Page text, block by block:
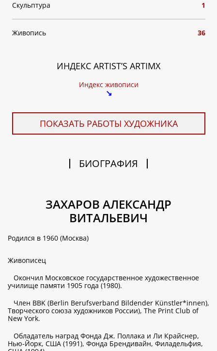
Скульптура 1
Живопись 36
ИНДЕКС ARTIST’S ARTIMX
Индекс живописи
↘
ПОКАЗАТЬ РАБОТЫ ХУДОЖНИКА
БИОГРАФИЯ
ЗАХАРОВ АЛЕКСАНДР
ВИТАЛЬЕВИЧ
Родился в 1960 (Москва)
Живописец
Окончил Московское государственное художественное
училище памяти 1905 года (1980).
Член BBK (Berlin Berufsverband Bildender Künstler*innen),
Творческого союза художников России), The Print Club of
New York.
Обладатель наград Фонда Дж. Поллака и Ли Крайснер,
Нью-Йорк, США (1991), Фонда Брендивайн, Филадельфия,